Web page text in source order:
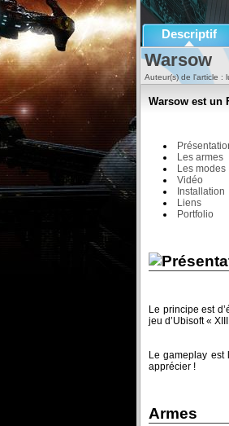
Descriptif
Warsow
Auteur(s) de l'article :
Warsow est un
Les armes
Les modes
Vidéo
Installation
Liens
Portfolio
Le principe est
jeu d’Ubisoft «
Le gameplay est
apprécier !
Armes